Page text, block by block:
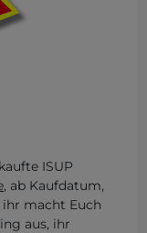
ISUP
, ab Kaufdatum,
ihr macht Euch
aus, ihr